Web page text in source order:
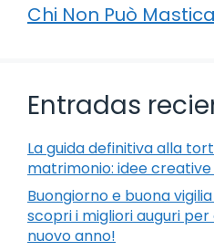
Chi Non Può
Entradas
La guida definitiva alla
matrimonio: idee
Buongiorno e buona
scopri i migliori auguri
nuovo anno!